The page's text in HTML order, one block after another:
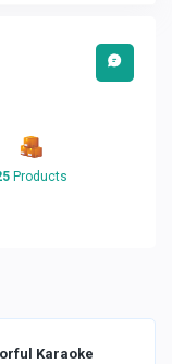
Products
Karaoke